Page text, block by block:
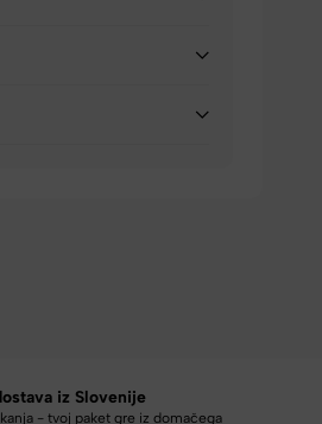
iz Slovenije
- tvoj paket gre iz domačega